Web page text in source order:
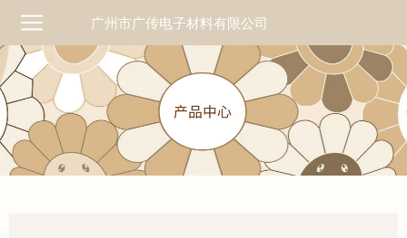
广州市广传电子材料有限公司